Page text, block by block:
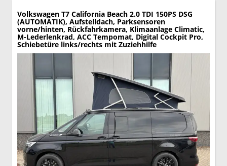
Volkswagen T7 California Beach 2.0 TDI 150PS DSG
(AUTOMATIK), Aufstelldach, Parksensoren
vorne/hinten, Rückfahrkamera, Klimaanlage Climatic,
M-Lederlenkrad, ACC Tempomat, Digital Cockpit Pro,
Schiebetüre links/rechts mit Zuziehhilfe